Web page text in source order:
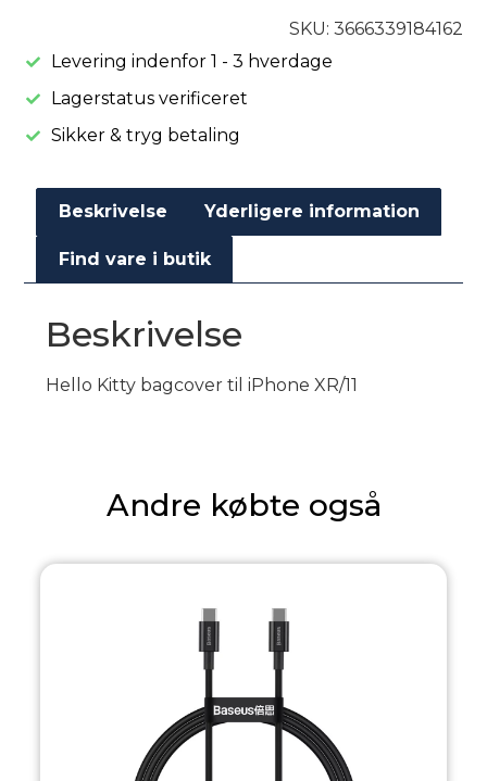
SKU: 3666339184162
Levering indenfor 1 - 3 hverdage
Lagerstatus verificeret
Sikker & tryg betaling
Beskrivelse Yderligere information
Find vare i butik
Beskrivelse
Hello Kitty bagcover til iPhone XR/11
Andre købte også